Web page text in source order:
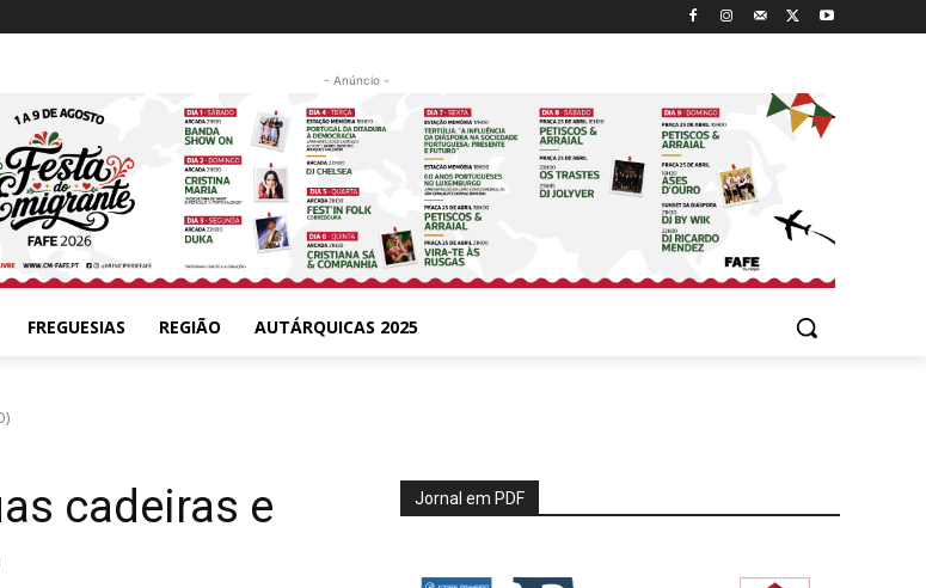
- Anúncio -
FREGUESIAS REGIÃO AUTÁRQUICAS 2025
cadeiras e
Jornal em PDF